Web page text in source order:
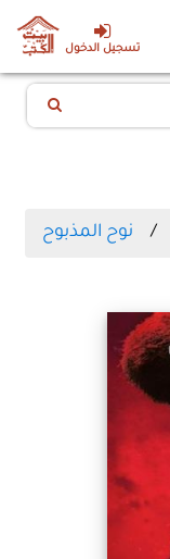
تسجيل الدخول
نوح المذبوح